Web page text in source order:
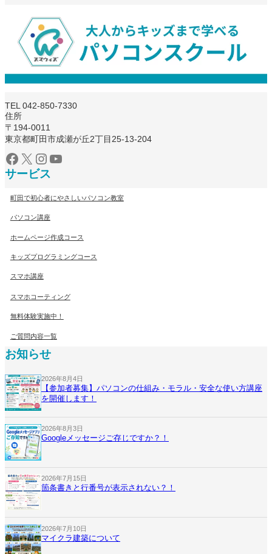
TEL 042-850-7330
住所
〒194-0011
東京都町田市成瀬が丘2丁目25-13-204
Facebook X Instagram YouTube
サービス
町田で初心者にやさしいパソコン教室
パソコン講座
ホームページ作成コース
キッズプログラミングコース
スマホ講座
スマホコーティング
無料体験実施中！
ご質問内容一覧
お知らせ
2026年8月4日
【参加者募集】パソコンの仕組み・モラル・安全な使い方講座
を開催します！
2026年8月3日
Googleメッセージご存じですか？！
2026年7月15日
箇条書きと行番号が表示されない？！
2026年7月10日
マイクラ建築について